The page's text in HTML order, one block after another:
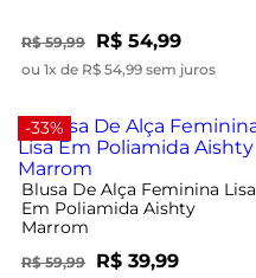
R$ 59,99 R$ 54,99
ou 1x de R$ 54,99 sem juros
-33%
Blusa De Alça Feminina Lisa
Em Poliamida Aishty
Marrom
R$ 59,99 R$ 39,99